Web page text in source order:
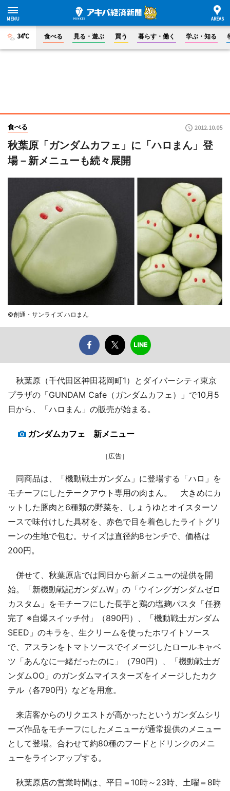
34°C 食べる 見る・遊ぶ 買う 暮らす・働く 学ぶ・知る
食べる 2012.10.05
秋葉原「ガンダムカフェ」に「ハロまん」登
場－新メニューも続々展開
©創通・サンライズ ハロまん
秋葉原（千代田区神田花岡町1）とダイバーシティ東京
プラザの「GUNDAM Cafe（ガンダムカフェ）」で10月5
日から、「ハロまん」の販売が始まる。
ガンダムカフェ 新メニュー
［広告］
同商品は、「機動戦士ガンダム」に登場する「ハロ」を
モチーフにしたテークアウト専用の肉まん。 大きめにカ
ットした豚肉と6種類の野菜を、しょうゆとオイスターソ
ースで味付けした具材を、赤色で目を着色したライトグリ
ーンの生地で包む。サイズは直径約8センチで、価格は
200円。
併せて、秋葉原店では同日から新メニューの提供を開
始。「新機動戦記ガンダムW」の「ウイングガンダムゼロ
カスタム」をモチーフにした長芋と鶏の塩麹パスタ「任務
完了 ※自爆スイッチ付」（890円）、「機動戦士ガンダム
SEED」のキラを、生クリームを使ったホワイトソース
で、アスランをトマトソースでイメージしたロールキャベ
ツ「あんなに一緒だったのに」（790円）、「機動戦士ガ
ンダムOO」のガンダムマイスターズをイメージしたカク
テル（各790円）などを用意。
来店客からのリクエストが高かったというガンダムシリ
ーズ作品をモチーフにしたメニューが通常提供のメニュー
として登場。合わせて約80種のフードとドリンクのメニ
ューをラインアップする。
秋葉原店の営業時間は、平日＝10時～23時、土曜＝8時